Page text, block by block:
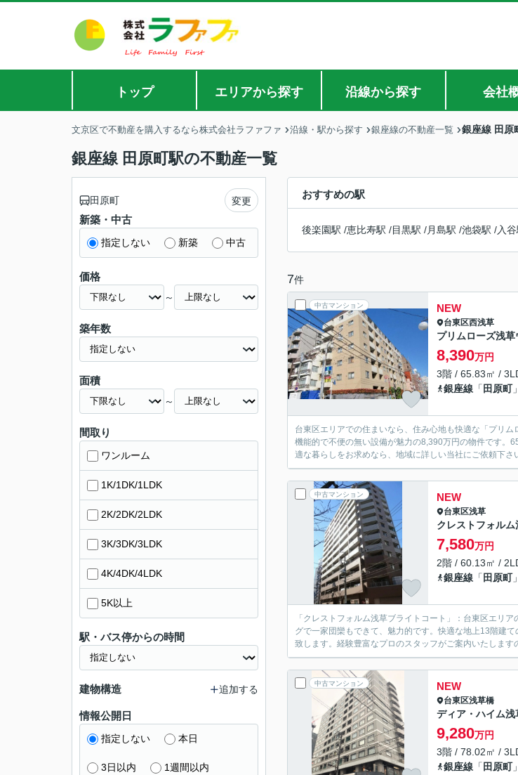
トップ エリアから探す 沿線から探す 会社
文京区で不動産を購入するなら株式会社ラファファ 沿線・駅から探す 銀座線の不動産一覧 銀座線 田原
銀座線 田原町駅の不動産一覧
おすすめの駅
後楽園駅 /恵比寿駅 /目黒駅 /月島駅 /池袋駅 /入
7件
中古マンション NEW
台東区西浅草
プリムローズ浅
8,390万円
3階 / 65.83㎡ /
銀座線 「 田原町
台東区エリアでの住まいなら、住み心地も快適な「プリ
機能的で不便の無い設備が魅力の8,390万円の物件です。
適な暮らしをお求めなら、地域に詳しい当社にご依頼下
中古マンション NEW
台東区浅草
クレストフォル
7,580万円
2階 / 60.13㎡ /
銀座線 「 田原町
「クレストフォルム浅草ブライトコート」：台東区エリ
グで一家団欒もできて、魅力的です。快適な地上13階建
致します。経験豊富なプロのスタッフがご案内いたします
中古マンション NEW
台東区浅草橋
ディア・ハイム
9,280万円
3階 / 78.02㎡ /
銀座線 「 田原町
田原町 変更
新築・中古
指定しない 新築 中古
価格
～
築年数
面積
～
間取り
ワンルーム
1K/1DK/1LDK
2K/2DK/2LDK
3K/3DK/3LDK
4K/4DK/4LDK
5K以上
駅・バス停からの時間
建物構造 追加する
情報公開日
指定しない 本日
3日以内 1週間以内